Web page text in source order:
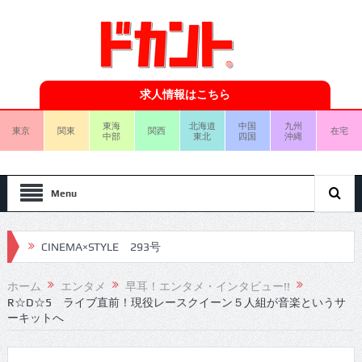
求人情報はこちら
東京 関東
東海
中部
関西
北海道
東北
中国
四国
九州
沖縄
在宅
Menu
CINEMA×STYLE 292号
CINEMA×STYLE 291号
CINEMA×STYLE 290号
CINEMA×STYLE 289号
ホーム エンタメ
早耳！エンタメ・インタビュー!!
R☆D☆5 ライブ直前！現役レースクイーン５人組が音楽というサ
ーキットへ